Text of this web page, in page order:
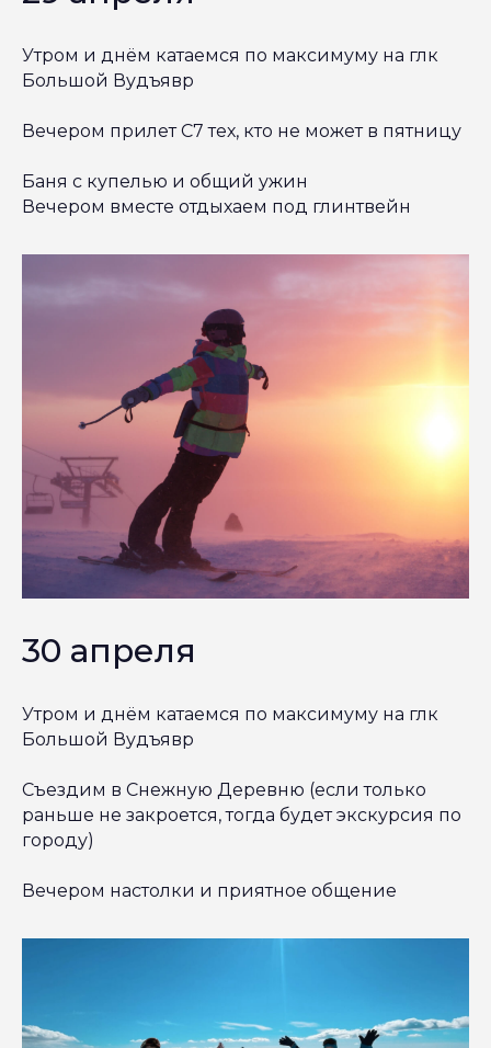
Утром и днём катаемся по максимуму на глк
Большой Вудъявр
Вечером прилет С7 тех, кто не может в пятницу
Баня с купелью и общий ужин
Вечером вместе отдыхаем под глинтвейн
30 апреля
Утром и днём катаемся по максимуму на глк
Большой Вудъявр
Съездим в Снежную Деревню (если только
раньше не закроется, тогда будет экскурсия по
городу)
Вечером настолки и приятное общение